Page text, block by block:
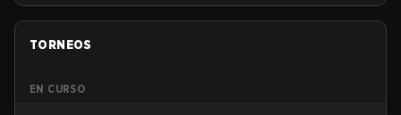
TORNEOS
EN CURSO